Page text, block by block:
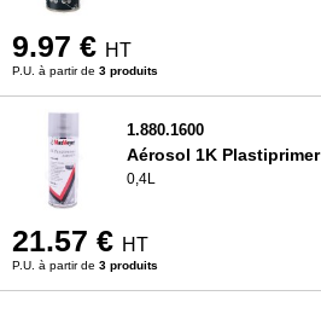
9.97 € HT
P.U. à partir de 3 produits
1.880.1600
Aérosol 1K Plastiprimer
0,4L
21.57 € HT
P.U. à partir de 3 produits